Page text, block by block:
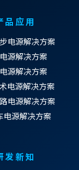
品应用
电源解决方案
源解决方案
源解决方案
电源解决方案
电源解决方案
电源解决方案
发新知